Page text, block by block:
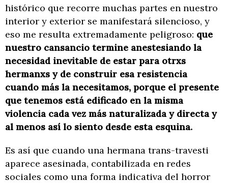
histórico que recorre muchas partes en nuestro
interior y exterior se manifestará silencioso, y
eso me resulta extremadamente peligroso: que
nuestro cansancio termine anestesiando la
necesidad inevitable de estar para otrxs
hermanxs y de construir esa resistencia
cuando más la necesitamos, porque el presente
que tenemos está edificado en la misma
violencia cada vez más naturalizada y directa y
al menos así lo siento desde esta esquina.
Es así que cuando una hermana trans-travesti
aparece asesinada, contabilizada en redes
sociales como una forma indicativa del horror